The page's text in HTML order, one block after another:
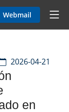
Webmail
2026-04-21
en